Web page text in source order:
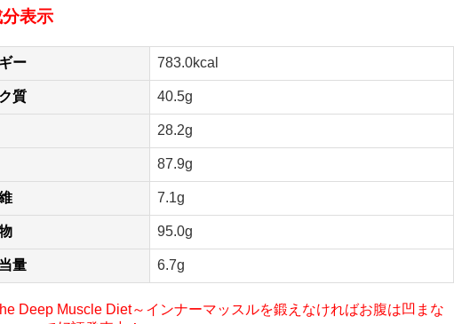
表示
ー 783.0kcal
質 40.5g
28.2g
87.9g
7.1g
95.0g
量 6.7g
Deep Muscle Diet～インナーマッスルを鍛えなければお腹は凹まな